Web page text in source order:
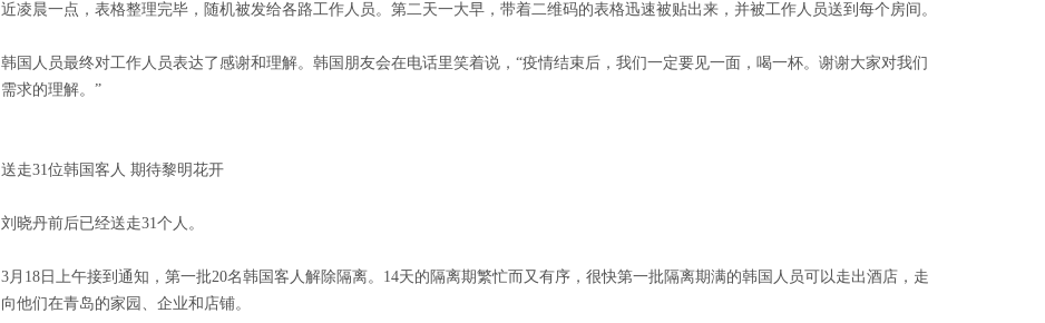
近凌晨一点，表格整理完毕，随机被发给各路工作人员。第二天一大早，带着二维码的表格迅速被贴出来，并被工作人员送到每个房间。
韩国人员最终对工作人员表达了感谢和理解。韩国朋友会在电话里笑着说，“疫情结束后，我们一定要见一面，喝一杯。谢谢大家对我们
需求的理解。”
送走31位韩国客人 期待黎明花开
刘晓丹前后已经送走31个人。
3月18日上午接到通知，第一批20名韩国客人解除隔离。14天的隔离期繁忙而又有序，很快第一批隔离期满的韩国人员可以走出酒店，走
向他们在青岛的家园、企业和店铺。